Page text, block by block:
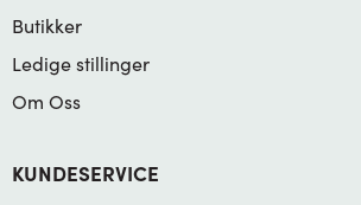
Butikker
Ledige stillinger
Om Oss
KUNDESERVICE